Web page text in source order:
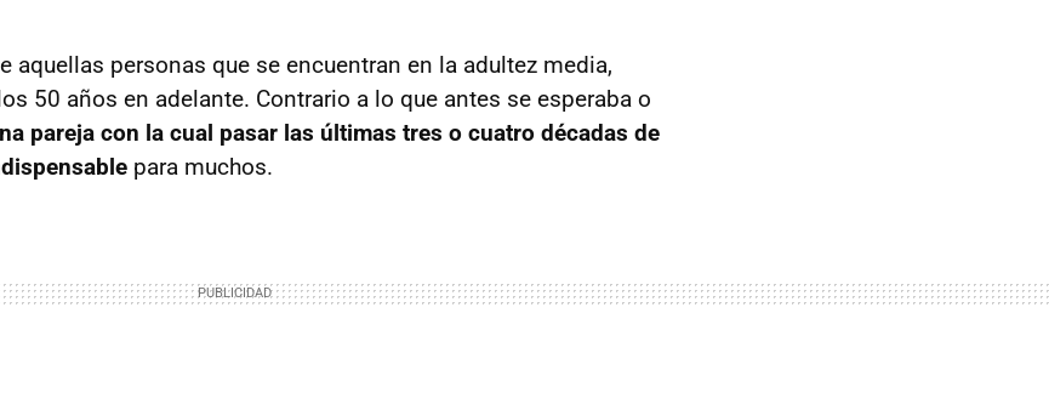
aquellas personas que se encuentran en la adultez media,
50 años en adelante. Contrario a lo que antes se esperaba o
pareja con la cual pasar las últimas tres o cuatro décadas de
para muchos.